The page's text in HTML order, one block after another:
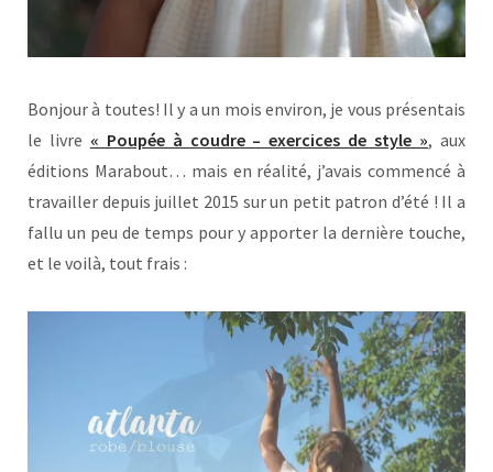
Bonjour à toutes! Il y a un mois environ, je vous présentais
le livre « Poupée à coudre – exercices de style », aux
éditions Marabout… mais en réalité, j’avais commencé à
travailler depuis juillet 2015 sur un petit patron d’été ! Il a
fallu un peu de temps pour y apporter la dernière touche,
et le voilà, tout frais :